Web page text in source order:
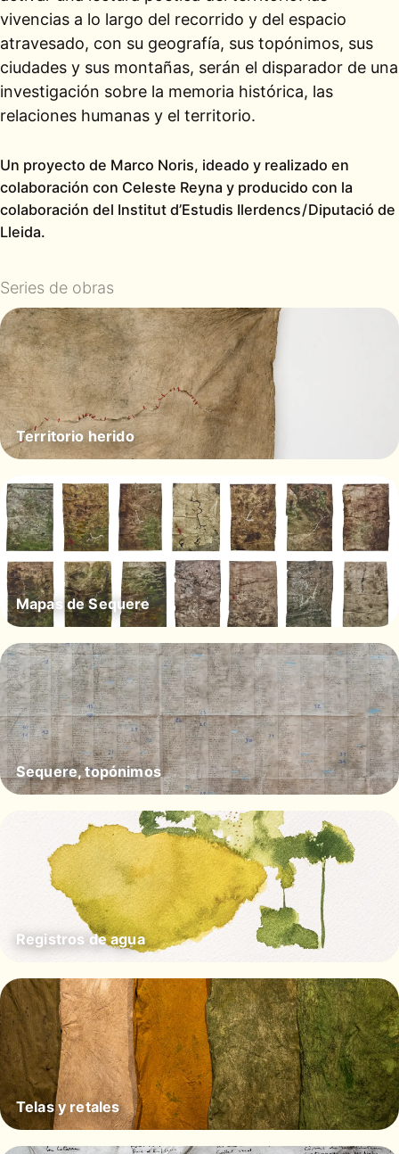
vivencias a lo largo del recorrido y del espacio
atravesado, con su geografía, sus topónimos, sus
ciudades y sus montañas, serán el disparador de una
investigación sobre la memoria histórica, las
relaciones humanas y el territorio.
Un proyecto de Marco Noris, ideado y realizado en
colaboración con Celeste Reyna y producido con la
colaboración del Institut d’Estudis Ilerdencs / Diputació de
Lleida.
Series de obras
Territorio herido
Mapas de Sequere
Sequere, topónimos
Registros de agua
Telas y retales